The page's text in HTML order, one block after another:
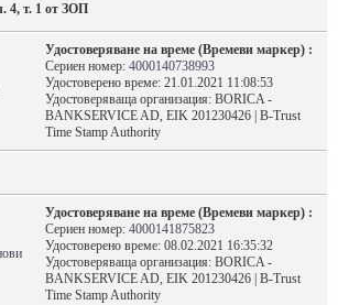
4, т. 1 от ЗОП
Удостоверяване на време (Времеви маркер) :
Сериен номер: 4000140738993
Удостоверено време: 21.01.2021 11:08:53
Удостоверяваща организация: BORICA -
BANKSERVICE AD, EIK 201230426 | B-Trust
Time Stamp Authority
Удостоверяване на време (Времеви маркер) :
Сериен номер: 4000141875823
Удостоверено време: 08.02.2021 16:35:32
Удостоверяваща организация: BORICA -
BANKSERVICE AD, EIK 201230426 | B-Trust
Time Stamp Authority